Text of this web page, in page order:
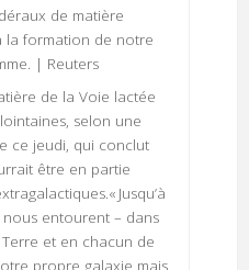
de matière
la formation de notre
| Reuters
de la Voie lactée
selon une
ce jeudi, qui conclut
être en partie
Jusqu’à
entourent – dans
et en chacun de
propre galaxie mais